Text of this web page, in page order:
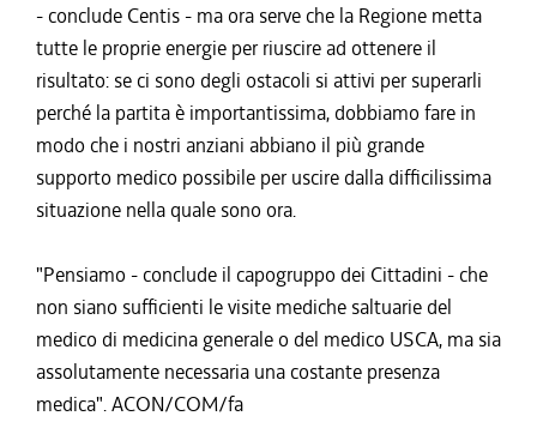
- conclude Centis - ma ora serve che la Regione metta
tutte le proprie energie per riuscire ad ottenere il
risultato: se ci sono degli ostacoli si attivi per superarli
perché la partita è importantissima, dobbiamo fare in
modo che i nostri anziani abbiano il più grande
supporto medico possibile per uscire dalla difficilissima
situazione nella quale sono ora.
"Pensiamo - conclude il capogruppo dei Cittadini - che
non siano sufficienti le visite mediche saltuarie del
medico di medicina generale o del medico USCA, ma sia
assolutamente necessaria una costante presenza
medica". ACON/COM/fa